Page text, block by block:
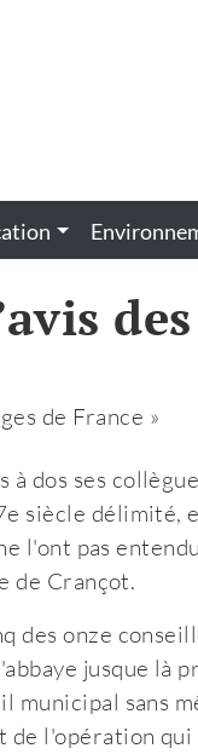
de France »
dos ses
siècle délimité,
l'ont pas
de Crançot.
des onze
jusque là
municipal sans
de l'opération